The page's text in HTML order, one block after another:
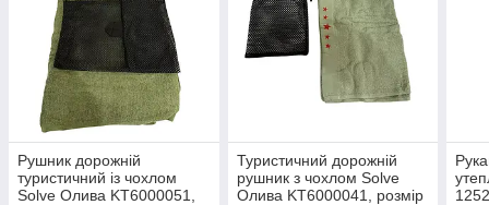
Рушник дорожній
туристичний із чохлом
Solve Олива KT6000051,
Туристичний дорожній
рушник з чохлом Solve
Олива KT6000041, розмір